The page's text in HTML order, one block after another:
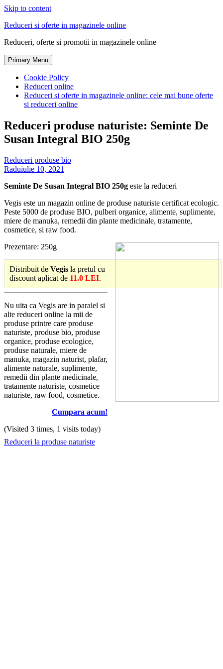
Skip to content
Reduceri si oferte in magazinele online
Reduceri, oferte si promotii in magazinele online
Primary Menu
Cookie Policy
Reduceri online
Reduceri si oferte in magazinele online: cele mai bune oferte
si reduceri online
Reduceri produse naturiste: Seminte De
Susan Integral BIO 250g
Reduceri produse bio
Raduiulie 10, 2021
Seminte De Susan Integral BIO 250g este la reduceri
Vegis este un magazin online de produse naturiste certificat ecologic.
Peste 5000 de produse BIO, pulberi organice, alimente, suplimente,
miere de manuka, remedii din plante medicinale, tratamente,
cosmetice, si raw food.
Prezentare: 250g
Distribuit de Vegis la pretul cu
discount aplicat de 11.0 LEI.
Nu uita ca Vegis are in paralel si
alte reduceri online la mii de
produse printre care produse
naturiste, produse bio, produse
organice, produse ecologice,
produse naturale, miere de
manuka, magazin naturist, plafar,
alimente naturale, suplimente,
remedii din plante medicinale,
tratamente naturiste, cosmetice
naturiste, raw food, cosmetice.
Cumpara acum!
(Visited 3 times, 1 visits today)
Reduceri la produse naturiste